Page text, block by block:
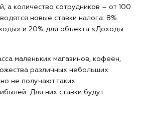
а количество сотрудников ― от 100
новые ставки налога: 8%
и 20% для объекта «Доходы
маленьких магазинов, кофеен,
различных небольших
не получают таких
Для них ставки будут